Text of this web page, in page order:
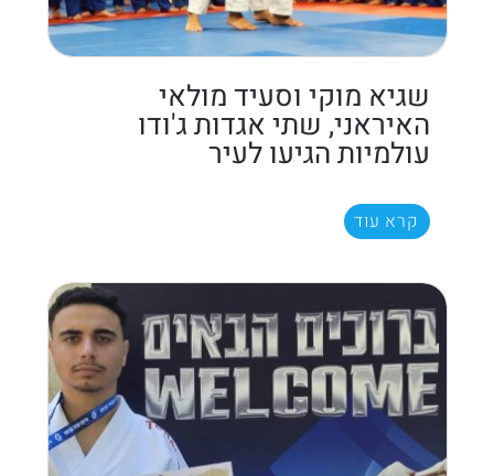
שגיא מוקי וסעיד מולאי
האיראני, שתי אגדות ג'ודו
עולמיות הגיעו לעיר
קרא עוד